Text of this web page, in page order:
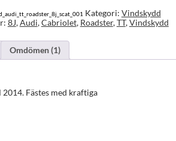
Kategori: Vindskydd
8J,Audi,Cabriolet, Roadster,TT,Vindskydd
Omdömen (1)
Fästes med kraftiga